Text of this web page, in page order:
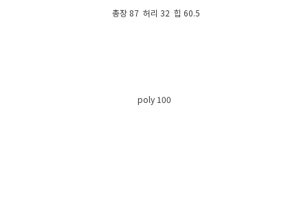
총장 87 허리 32 힙 60.5
poly 100